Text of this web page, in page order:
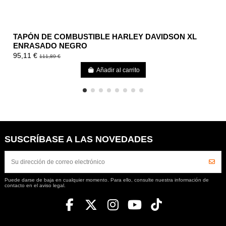
TAPÓN DE COMBUSTIBLE HARLEY DAVIDSON XL
ENRASADO NEGRO
95,11 €111,89 €
Añadir al carrito
SUSCRÍBASE A LAS NOVEDADES
Puede darse de baja en cualquier momento. Para ello, consulte nuestra información de
contacto en el aviso legal.